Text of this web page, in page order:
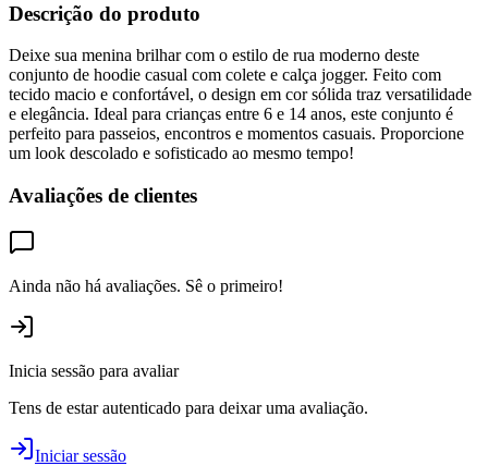
Descrição do produto
Deixe sua menina brilhar com o estilo de rua moderno deste
conjunto de hoodie casual com colete e calça jogger. Feito com
tecido macio e confortável, o design em cor sólida traz versatilidade
e elegância. Ideal para crianças entre 6 e 14 anos, este conjunto é
perfeito para passeios, encontros e momentos casuais. Proporcione
um look descolado e sofisticado ao mesmo tempo!
Avaliações de clientes
Ainda não há avaliações. Sê o primeiro!
Inicia sessão para avaliar
Tens de estar autenticado para deixar uma avaliação.
Iniciar sessão